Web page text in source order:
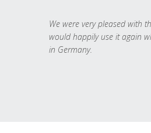
We were very pleased with
would happily use it again
in Germany.